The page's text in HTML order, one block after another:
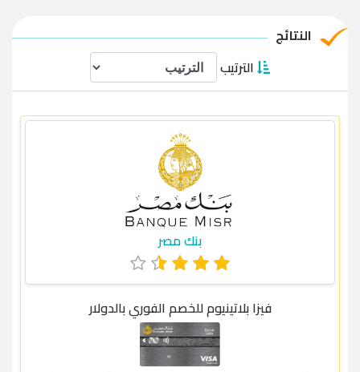
النتائج
الترتيب
بنك مصر
فيزا بلاتينيوم للخصم الفوري بالدولار